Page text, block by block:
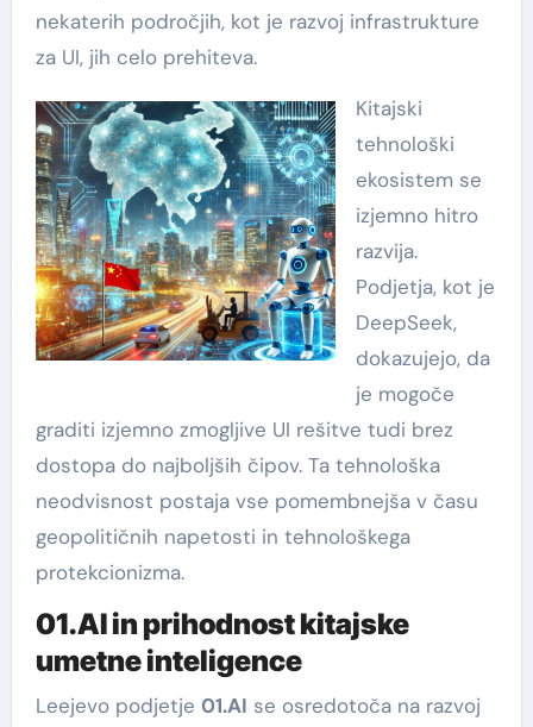
nekaterih področjih, kot je razvoj infrastrukture
za UI, jih celo prehiteva.
Kitajski
tehnološki
ekosistem se
izjemno hitro
razvija.
Podjetja, kot je
DeepSeek,
dokazujejo, da
je mogoče
graditi izjemno zmogljive UI rešitve tudi brez
dostopa do najboljših čipov. Ta tehnološka
neodvisnost postaja vse pomembnejša v času
geopolitičnih napetosti in tehnološkega
protekcionizma.
01.AI in prihodnost kitajske
umetne inteligence
Leejevo podjetje 01.AI se osredotoča na razvoj